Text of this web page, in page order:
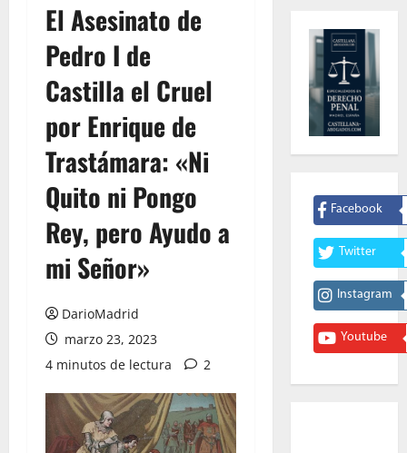
El Asesinato de
Pedro I de
Castilla el Cruel
por Enrique de
Trastámara: «Ni
Quito ni Pongo
Rey, pero Ayudo a
mi Señor»
DarioMadrid
marzo 23, 2023
4 minutos de lectura
2
Facebook
Twitter
Instagram
Youtube